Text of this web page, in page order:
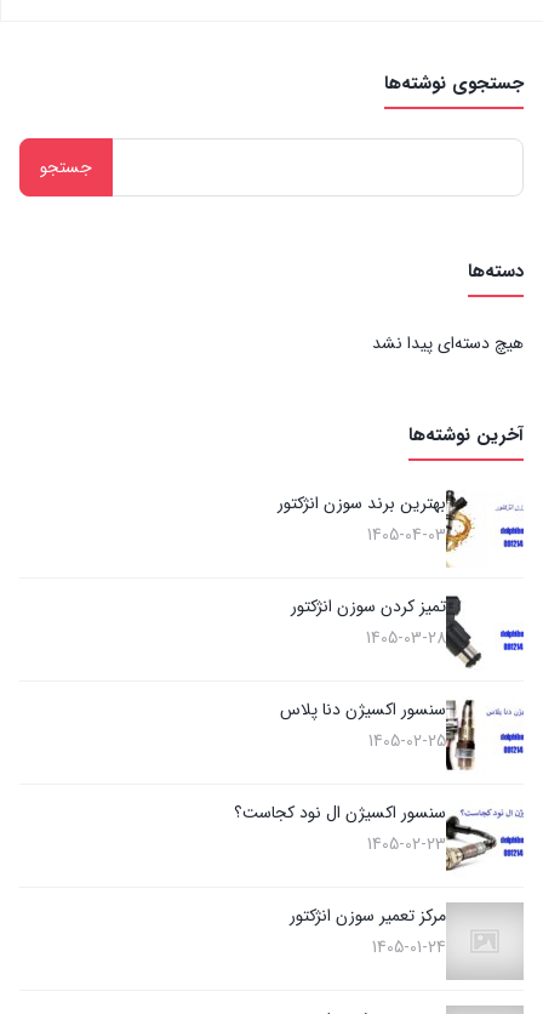
جستجوی نوشته‌ها
برای:
دسته‌ها
هیچ دسته‌ای پیدا نشد
آخرین نوشته‌ها
بهترین برند سوزن انژکتور
1405-04-03
تمیز کردن سوزن انژکتور
1405-03-28
سنسور اکسیژن دنا پلاس
1405-02-25
سنسور اکسیژن ال نود کجاست؟
1405-02-23
مرکز تعمیر سوزن انژکتور
1405-01-24